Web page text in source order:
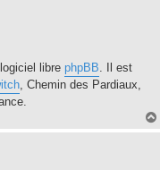
librephpBB. Il est
, Chemin des Pardiaux,